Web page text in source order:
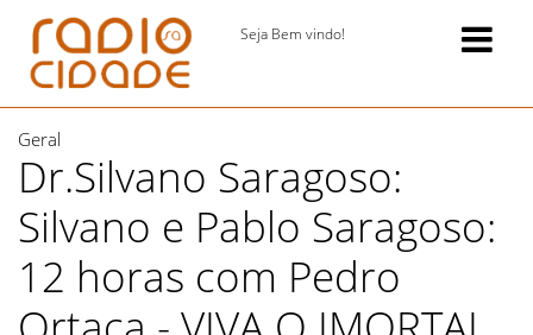
Seja Bem vindo!
Geral
Dr.Silvano Saragoso:
Silvano e Pablo Saragoso:
12 horas com Pedro